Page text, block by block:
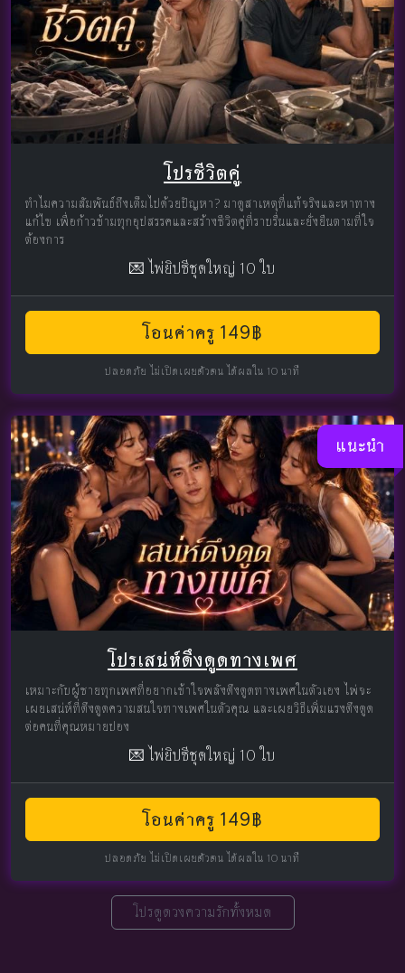
โปรชีวิตคู่
ทำไมความสัมพันธ์ถึงเต็มไปด้วยปัญหา? มาดูสาเหตุที่แท้จริงและหาทาง
แก้ไข เพื่อก้าวข้ามทุกอุปสรรคและสร้างชีวิตคู่ที่ราบรื่นและยั่งยืนตามที่ใจ
ต้องการ
💌 ไพ่ยิปซีชุดใหญ่ 10 ใบ
โอนค่าครู 149฿
ปลอดภัย ไม่เปิดเผยตัวตน ได้ผลใน 10 นาที
แนะนำ
โปรเสน่ห์ดึงดูดทางเพศ
เหมาะกับผู้ชายทุกเพศที่อยากเข้าใจพลังดึงดูดทางเพศในตัวเอง ไพ่จะ
เผยเสน่ห์ที่ดึงดูดความสนใจทางเพศในตัวคุณ และเผยวิธีเพิ่มแรงดึงดูด
ต่อคนที่คุณหมายปอง
💌 ไพ่ยิปซีชุดใหญ่ 10 ใบ
โอนค่าครู 149฿
ปลอดภัย ไม่เปิดเผยตัวตน ได้ผลใน 10 นาที
โปรดูดวงความรักทั้งหมด